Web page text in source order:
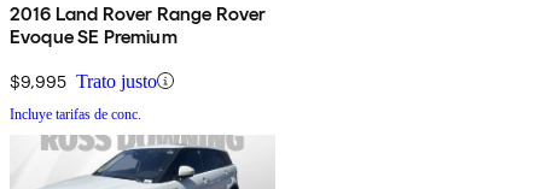
2016 Land Rover Range Rover
Evoque SE Premium
$9,995 Trato justo
Incluye tarifas de conc.